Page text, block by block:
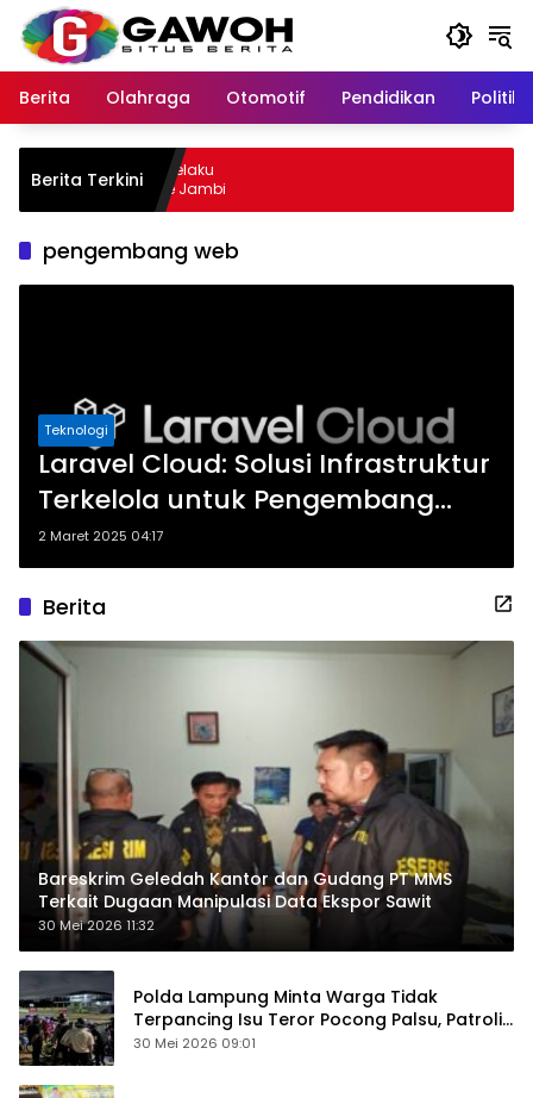
Langsung
konten
Berita
Olahraga Otomotif Pendidikan Politik
Berita Terkini
Kota Tangkap Pelaku
Sempat Kabur ke Jambi
pengembang web
Teknologi
Laravel Cloud: Solusi Infrastruktur
Terkelola untuk Pengembang
Laravel
2 Maret 2025 04:17
Berita
Bareskrim Geledah Kantor dan Gudang PT MMS
Terkait Dugaan Manipulasi Data Ekspor Sawit
30 Mei 2026 11:32
Polda Lampung Minta Warga Tidak
Terpancing Isu Teror Pocong Palsu, Patroli
Keamanan Ditingkatkan
30 Mei 2026 09:01